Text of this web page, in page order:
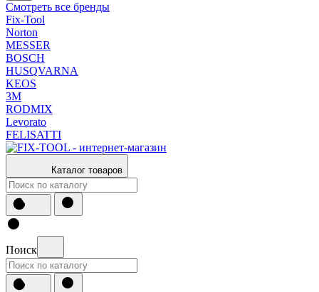
Смотреть все бренды
Fix-Tool
Norton
MESSER
BOSCH
HUSQVARNA
KEOS
3М
RODMIX
Levorato
FELISATTI
Каталог товаров
Поиск